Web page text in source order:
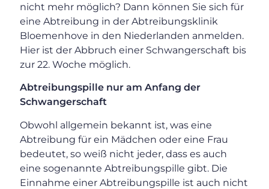
nicht mehr möglich? Dann können Sie sich für
eine Abtreibung in der Abtreibungsklinik
Bloemenhove in den Niederlanden anmelden.
Hier ist der Abbruch einer Schwangerschaft bis
zur 22. Woche möglich.
Abtreibungspille nur am Anfang der
Schwangerschaft
Obwohl allgemein bekannt ist, was eine
Abtreibung für ein Mädchen oder eine Frau
bedeutet, so weiß nicht jeder, dass es auch
eine sogenannte Abtreibungspille gibt. Die
Einnahme einer Abtreibungspille ist auch nicht